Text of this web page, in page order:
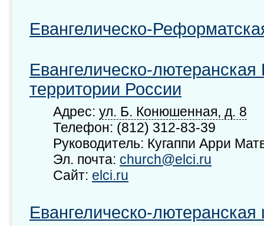
Евангелическо-
Евангелическо-
территории России
Адрес: ул. Б. Конюшенная, д. 8
Телефон: (812) 312-83-39
Руководитель: Кугаппи Арри
Эл. почта: church@elci.ru
Сайт: elci.ru
Евангелическо-лютеранская